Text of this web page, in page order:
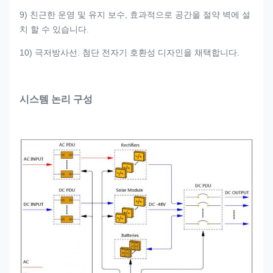
9) 친근한 운영 및 유지 보수, 효과적으로 공간을 절약 벽에 설
치 할 수 있습니다.
10) 극저방사선. 첨단 전자기 호환성 디자인을 채택합니다.
시스템 논리 구성